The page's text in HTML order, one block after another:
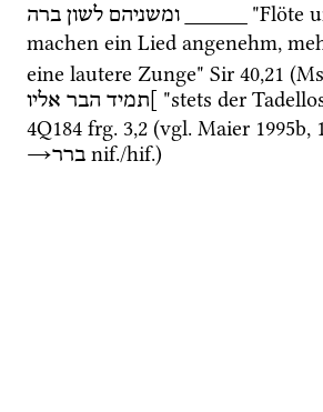
ומשניהם לשון ברה
"Flöte
machen ein Lied angenehm,
eine lautere Zunge" Sir 40,21 (
]תמיד הבר אליו
4Q184 frg. 3,2 (vgl. Maier 1995b,
→ברר nif./hif.)